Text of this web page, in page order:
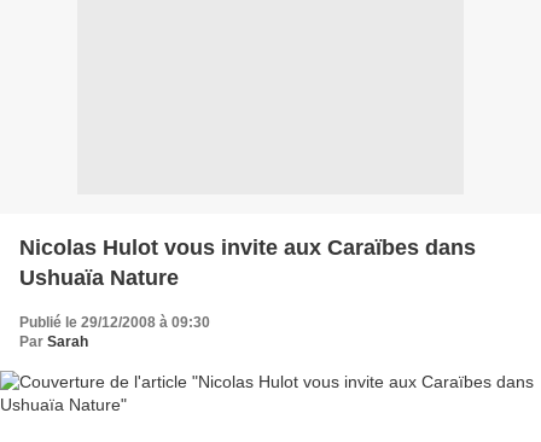
Nicolas Hulot vous invite aux Caraïbes dans
Ushuaïa Nature
Publié le 29/12/2008 à 09:30
Par Sarah